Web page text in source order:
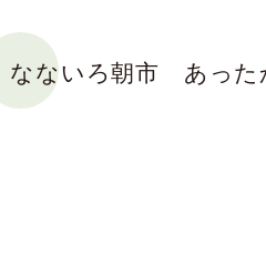
なないろ朝市 あった